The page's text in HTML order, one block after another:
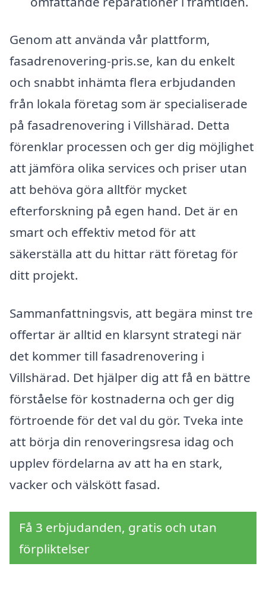
Genom att använda vår plattform,
fasadrenovering-pris.se, kan du enkelt
och snabbt inhämta flera erbjudanden
från lokala företag som är specialiserade
på fasadrenovering i Villshärad. Detta
förenklar processen och ger dig möjlighet
att jämföra olika services och priser utan
att behöva göra alltför mycket
efterforskning på egen hand. Det är en
smart och effektiv metod för att
säkerställa att du hittar rätt företag för
ditt projekt.
Sammanfattningsvis, att begära minst tre
offertar är alltid en klarsynt strategi när
det kommer till fasadrenovering i
Villshärad. Det hjälper dig att få en bättre
förståelse för kostnaderna och ger dig
förtroende för det val du gör. Tveka inte
att börja din renoveringsresa idag och
upplev fördelarna av att ha en stark,
vacker och välskött fasad.
Få 3 erbjudanden, gratis och utan
förpliktelser